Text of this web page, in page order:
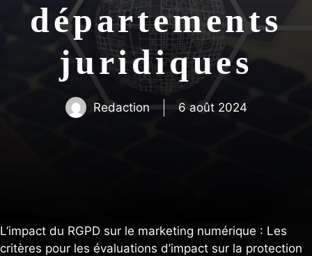
départements
juridiques
Redaction 6 août 2024
L’impact du RGPD sur le marketing numérique : Les
critères pour les évaluations d’impact sur la protection